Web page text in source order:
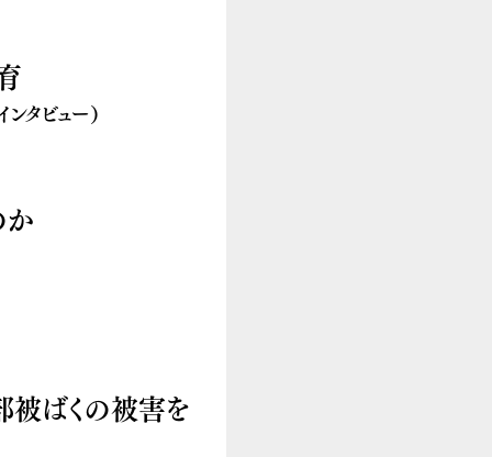
タビュー）
か
被ばくの被害を